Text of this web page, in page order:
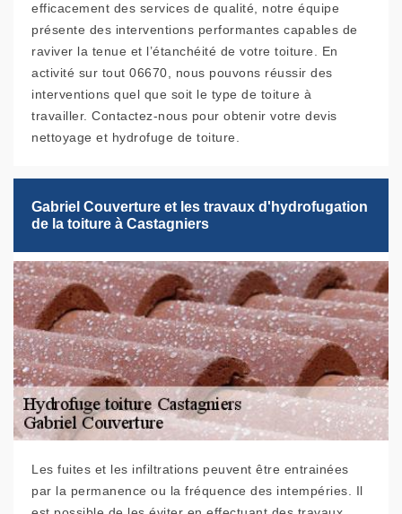
efficacement des services de qualité, notre équipe
présente des interventions performantes capables de
raviver la tenue et l’étanchéité de votre toiture. En
activité sur tout 06670, nous pouvons réussir des
interventions quel que soit le type de toiture à
travailler. Contactez-nous pour obtenir votre devis
nettoyage et hydrofuge de toiture.
Gabriel Couverture et les travaux d'hydrofugation
de la toiture à Castagniers
Les fuites et les infiltrations peuvent être entrainées
par la permanence ou la fréquence des intempéries. Il